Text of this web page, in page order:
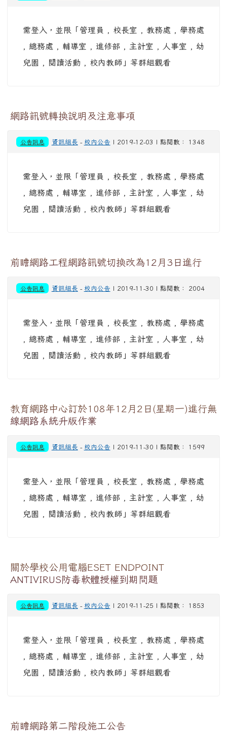
需登入，並限「管理員 , 校長室 , 教務處 , 學務處
, 總務處 , 輔導室 , 進修部 , 主計室 , 人事室 , 幼
兒園 , 閱讀活動 , 校內教師」等群組觀看
網路訊號轉換說明及注意事項
公告訊息 資訊組長 - 校內公告 | 2019-12-03 | 點閱數： 1348
需登入，並限「管理員 , 校長室 , 教務處 , 學務處
, 總務處 , 輔導室 , 進修部 , 主計室 , 人事室 , 幼
兒園 , 閱讀活動 , 校內教師」等群組觀看
前瞻網路工程網路訊號切換改為12月3日進行
公告訊息 資訊組長 - 校內公告 | 2019-11-30 | 點閱數： 2004
需登入，並限「管理員 , 校長室 , 教務處 , 學務處
, 總務處 , 輔導室 , 進修部 , 主計室 , 人事室 , 幼
兒園 , 閱讀活動 , 校內教師」等群組觀看
教育網路中心訂於108年12月2日(星期一)進行無
線網路系統升版作業
公告訊息 資訊組長 - 校內公告 | 2019-11-30 | 點閱數： 1599
需登入，並限「管理員 , 校長室 , 教務處 , 學務處
, 總務處 , 輔導室 , 進修部 , 主計室 , 人事室 , 幼
兒園 , 閱讀活動 , 校內教師」等群組觀看
關於學校公用電腦ESET ENDPOINT
ANTIVIRUS防毒軟體授權到期問題
公告訊息 資訊組長 - 校內公告 | 2019-11-25 | 點閱數： 1853
需登入，並限「管理員 , 校長室 , 教務處 , 學務處
, 總務處 , 輔導室 , 進修部 , 主計室 , 人事室 , 幼
兒園 , 閱讀活動 , 校內教師」等群組觀看
前瞻網路第二階段施工公告